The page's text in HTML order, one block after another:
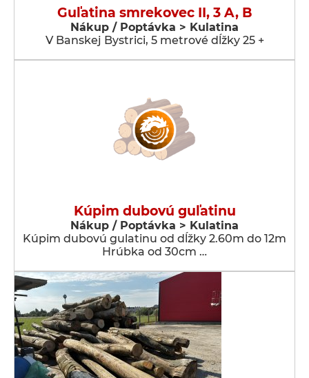
Guľatina smrekovec II, 3 A, B
Nákup / Poptávka > Kulatina
V Banskej Bystrici, 5 metrové dĺžky 25 +
Kúpim dubovú guľatinu
Nákup / Poptávka > Kulatina
Kúpim dubovú gulatinu od dĺžky 2.60m do 12m
Hrúbka od 30cm …